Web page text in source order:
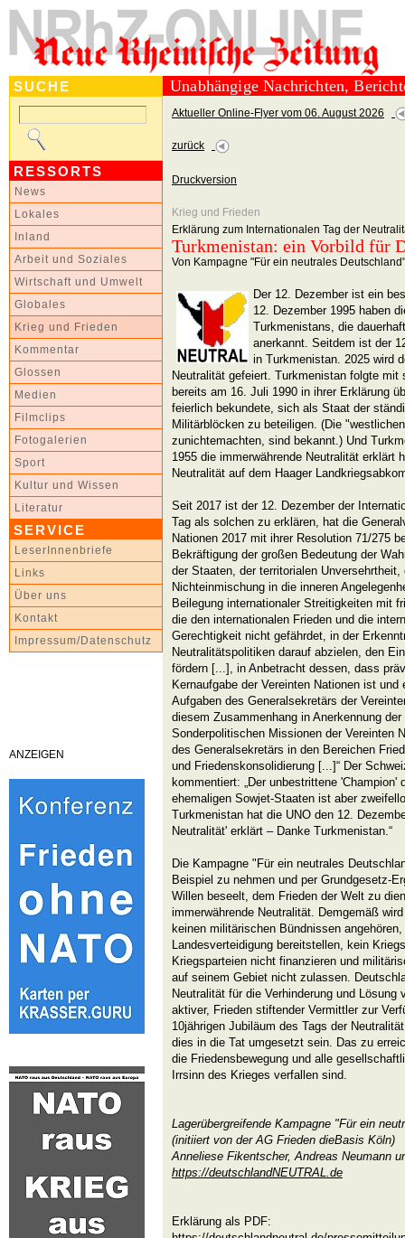
SUCHE
RESSORTS
News
Lokales
Inland
Arbeit und Soziales
Wirtschaft und Umwelt
Globales
Krieg und Frieden
Kommentar
Glossen
Medien
Filmclips
Fotogalerien
Sport
Kultur und Wissen
Literatur
SERVICE
LeserInnenbriefe
Links
Über uns
Kontakt
Impressum/Datenschutz
ANZEIGEN
Unabhängige Nachrichten,
Aktueller Online-Flyer vom 06. August 2026
zurück
Druckversion
Krieg und Frieden
Erklärung zum Internationalen Tag der
Turkmenistan: ein Vorbild für
Von Kampagne "Für ein neutrales Deutschland"
Der 12. Dezember ist ein
12. Dezember 1995 haben
Turkmenistans, die
anerkannt. Seitdem ist der
in Turkmenistan. 2025 wird
Neutralität gefeiert. Turkmenistan folgte
bereits am 16. Juli 1990 in ihrer Erklärung
feierlich bekundete, sich als Staat der
Militärblöcken zu beteiligen. (Die
zunichtemachten, sind bekannt.) Und
1955 die immerwährende Neutralität erklärt
Neutralität auf dem Haager
Seit 2017 ist der 12. Dezember der
Tag als solchen zu erklären, hat die
Nationen 2017 mit ihrer Resolution 71/275
Bekräftigung der großen Bedeutung der
der Staaten, der territorialen
Nichteinmischung in die inneren
Beilegung internationaler Streitigkeiten mit
die den internationalen Frieden und die
Gerechtigkeit nicht gefährdet, in der
Neutralitätspolitiken darauf abzielen, den
fördern [...], in Anbetracht dessen, dass
Kernaufgabe der Vereinten Nationen ist
Aufgaben des Generalsekretärs der
diesem Zusammenhang in Anerkennung
Sonderpolitischen Missionen der Vereinten
des Generalsekretärs in den Bereichen
und Friedenskonsolidierung [...]“ Der
kommentiert: „Der unbestrittene 'Champion'
ehemaligen Sowjet-Staaten ist aber
Turkmenistan hat die UNO den 12.
Neutralität' erklärt – Danke Turkmenistan.“
Die Kampagne "Für ein neutrales
Beispiel zu nehmen und per Grundgesetz-
Willen beseelt, dem Frieden der Welt zu
immerwährende Neutralität. Demgemäß
keinen militärischen Bündnissen
Landesverteidigung bereitstellen, kein
Kriegsparteien nicht finanzieren und
auf seinem Gebiet nicht zulassen.
Neutralität für die Verhinderung und
aktiver, Frieden stiftender Vermittler zur
10jährigen Jubiläum des Tags der
dies in die Tat umgesetzt sein. Das zu
die Friedensbewegung und alle
Irrsinn des Krieges verfallen sind.
Lagerübergreifende Kampagne "Für ein
(initiiert von der AG Frieden dieBasis Köln)
Anneliese Fikentscher, Andreas Neumann
https://deutschlandNEUTRAL.de
Erklärung als PDF: